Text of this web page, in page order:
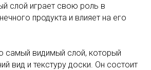
слой играет свою роль в
продукта и влияет на его
самый видимый слой, который
вид и текстуру доски. Он состоит